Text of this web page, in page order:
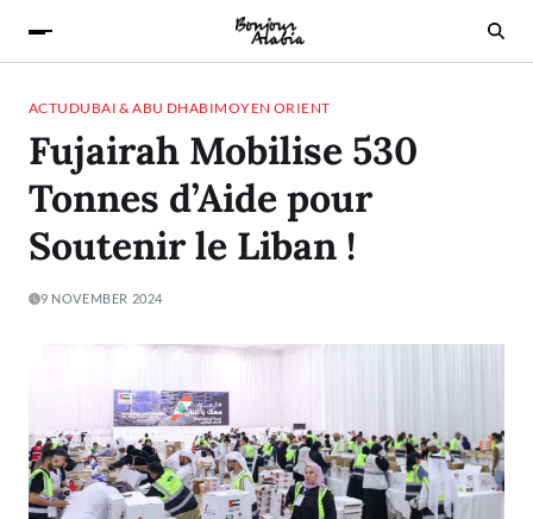
ACTU DUBAI & ABU DHABIMOYEN ORIENT
Fujairah Mobilise 530
Tonnes d’Aide pour
Soutenir le Liban !
9 NOVEMBER 2024